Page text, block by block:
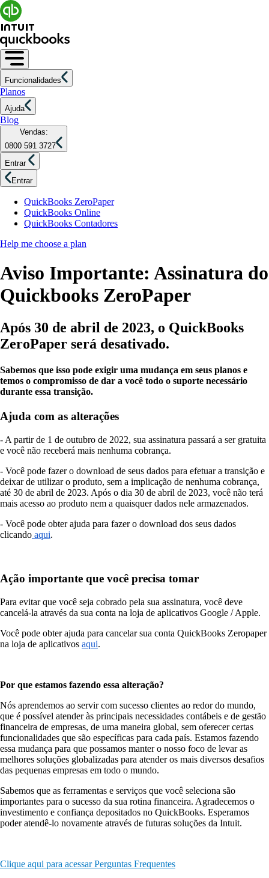
Funcionalidades
Planos
Ajuda
Blog
Vendas:
0800 591 3727
Entrar
Entrar
QuickBooks ZeroPaper
QuickBooks Online
QuickBooks Contadores
Help me choose a plan
Aviso Importante: Assinatura do
Quickbooks ZeroPaper
Após 30 de abril de 2023, o QuickBooks
ZeroPaper será desativado.
Sabemos que isso pode exigir uma mudança em seus planos e
temos o compromisso de dar a você todo o suporte necessário
durante essa transição.
Ajuda com as alterações
- A partir de 1 de outubro de 2022, sua assinatura passará a ser gratuita
e você não receberá mais nenhuma cobrança.
- Você pode fazer o download de seus dados para efetuar a transição e
deixar de utilizar o produto, sem a implicação de nenhuma cobrança,
até 30 de abril de 2023. Após o dia 30 de abril de 2023, você não terá
mais acesso ao produto nem a quaisquer dados nele armazenados.
- Você pode obter ajuda para fazer o download dos seus dados
clicando aqui.
Ação importante que você precisa tomar
Para evitar que você seja cobrado pela sua assinatura, você deve
cancelá-la através da sua conta na loja de aplicativos Google / Apple.
Você pode obter ajuda para cancelar sua conta QuickBooks Zeropaper
na loja de aplicativos aqui.
Por que estamos fazendo essa alteração?
Nós aprendemos ao servir com sucesso clientes ao redor do mundo,
que é possível atender às principais necessidades contábeis e de gestão
financeira de empresas, de uma maneira global, sem oferecer certas
funcionalidades que são específicas para cada país. Estamos fazendo
essa mudança para que possamos manter o nosso foco de levar as
melhores soluções globalizadas para atender os mais diversos desafios
das pequenas empresas em todo o mundo.
Sabemos que as ferramentas e serviços que você seleciona são
importantes para o sucesso da sua rotina financeira. Agradecemos o
investimento e confiança depositados no QuickBooks. Esperamos
poder atendê-lo novamente através de futuras soluções da Intuit.
Clique aqui para acessar Perguntas Frequentes